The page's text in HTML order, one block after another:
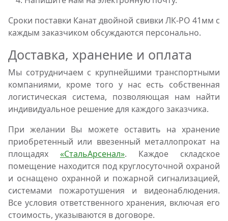
Сроки поставки Канат двойной свивки ЛК-РО 41мм с
каждым заказчиком обсуждаются персонально.
Доставка, хранение и оплата
Мы сотрудничаем с крупнейшими транспортными
компаниями, кроме того у нас есть собственная
логистическая система, позволяющая нам найти
индивидуальное решение для каждого заказчика.
При желании Вы можете оставить на хранение
приобретенный или ввезенный металлопрокат на
площадях «СтальАрсенал». Каждое складское
помещение находится под круглосуточной охраной
и оснащено охранной и пожарной сигнализацией,
системами пожаротушения и видеонаблюдения.
Все условия ответственного хранения, включая его
стоимость, указываются в договоре.